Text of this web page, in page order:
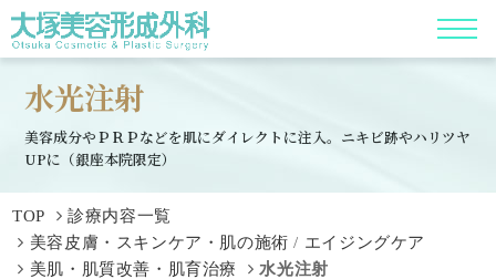
水光注射
美容成分やＰＲＰなどを肌にダイレクトに注入。ニキビ跡やハリツヤ
UPに（銀座本院限定）
TOP
診療内容一覧
美容皮膚・スキンケア・肌の施術 / エイジングケア
美肌・肌質改善・肌育治療
水光注射